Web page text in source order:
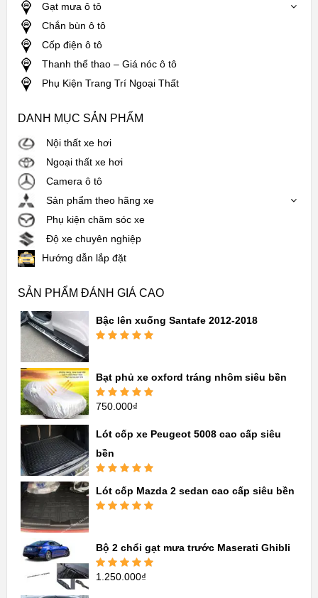
Gạt mưa ô tô
Chắn bùn ô tô
Cốp điện ô tô
Thanh thể thao – Giá nóc ô tô
Phụ Kiện Trang Trí Ngoại Thất
DANH MỤC SẢN PHẨM
Nội thất xe hơi
Ngoại thất xe hơi
Camera ô tô
Sản phẩm theo hãng xe
Phụ kiện chăm sóc xe
Độ xe chuyên nghiệp
Hướng dẫn lắp đặt
SẢN PHẨM ĐÁNH GIÁ CAO
Bậc lên xuống Santafe 2012-2018
Bạt phủ xe oxford tráng nhôm siêu bền
Được xếp
750.000₫
Lót cốp xe Peugeot 5008 cao cấp siêu
bền
hạng5.005
sao
Lót cốp Mazda 2 sedan cao cấp siêu bền
Bộ 2 chổi gạt mưa trước Maserati Ghibli
Được xếp
1.250.000₫